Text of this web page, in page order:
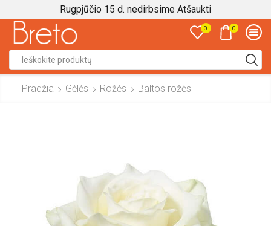
Rugpjūčio 15 d. nedirbsime Atšaukti
0 0
input
Pradžia Gėlės Rožės Baltos rožės